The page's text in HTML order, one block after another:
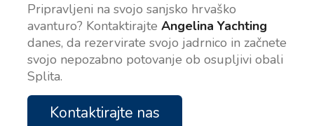
Pripravljeni na svojo sanjsko hrvaško
avanturo? Kontaktirajte Angelina Yachting
danes, da rezervirate svojo jadrnico in začnete
svojo nepozabno potovanje ob osupljivi obali
Splita.
Kontaktirajte nas